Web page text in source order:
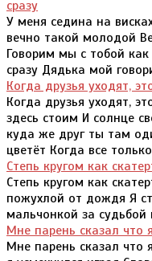
сразу
У меня седина на
вечно такой молодой
Говорим мы с тобой
сразу Дядька мой
Когда друзья уходят,
Когда друзья уходят,
здесь стоим И солнце
куда же друг ты там
цветёт Когда все
Степь кругом как
Степь кругом как
пожухлой от дождя Я
мальчонкой за судьбой
Мне парень сказал что
Мне парень сказал что